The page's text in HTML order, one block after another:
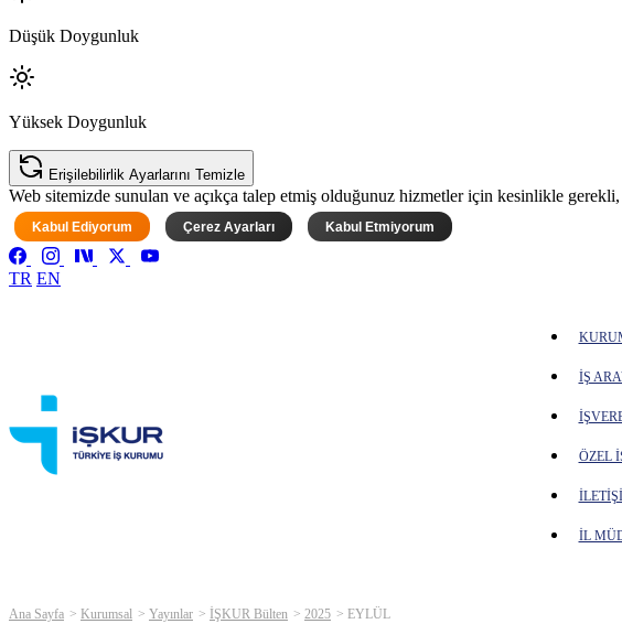
Düşük Doygunluk
Yüksek Doygunluk
Erişilebilirlik Ayarlarını Temizle
Web sitemizde sunulan ve açıkça talep etmiş olduğunuz hizmetler için kesinlikle
Kabul Ediyorum Çerez Ayarları Kabul Etmiyorum
TR EN
İŞ
ÖZEL
İL
Ana Sayfa Kurumsal Yayınlar İŞKUR Bülten 2025 EYLÜL